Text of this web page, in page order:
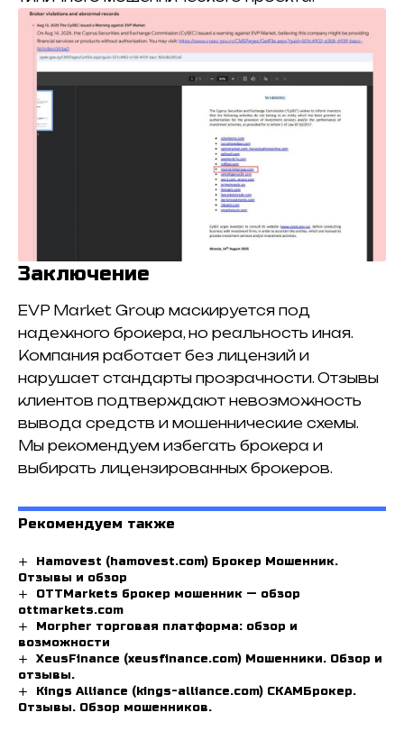
Заключение
EVP Market Group маскируется под
надежного брокера, но реальность иная.
Компания работает без лицензий и
нарушает стандарты прозрачности. Отзывы
клиентов подтверждают невозможность
вывода средств и мошеннические схемы.
Мы рекомендуем избегать брокера и
выбирать лицензированных брокеров.
Рекомендуем также
Hamovest (hamovest.com) Брокер Мошенник.
Отзывы и обзор
OTTMarkets брокер мошенник — обзор
ottmarkets.com
Morpher торговая платформа: обзор и
возможности
XeusFinance (xeusfinance.com) Мошенники. Обзор и
отзывы.
Kings Alliance (kings-alliance.com) СКАМБрокер.
Отзывы. Обзор мошенников.